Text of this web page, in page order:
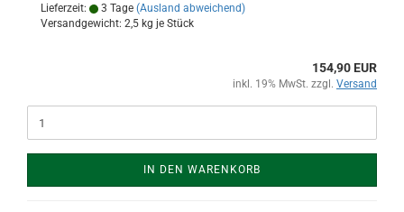
Lieferzeit:
3 Tage (Ausland abweichend)
Versandgewicht: 2,5 kg je Stück
154,90 EUR
inkl. 19% MwSt. zzgl. Versand
IN DEN WARENKORB